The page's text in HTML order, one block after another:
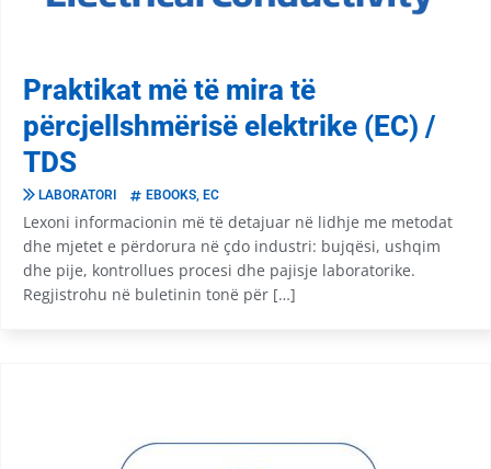
Praktikat më të mira të
përcjellshmërisë elektrike (EC) /
TDS
LABORATORI EBOOKS EC
Lexoni informacionin më të detajuar në lidhje me metodat
dhe mjetet e përdorura në çdo industri: bujqësi, ushqim
dhe pije, kontrollues procesi dhe pajisje laboratorike.
Regjistrohu në buletinin tonë për […]